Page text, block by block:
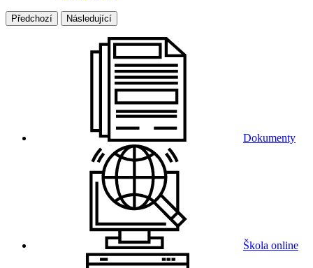
Předchozí Následující
Dokumenty
Škola online